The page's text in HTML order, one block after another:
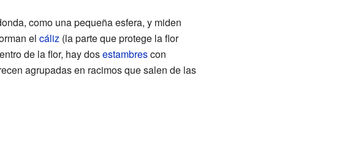
como una pequeña esfera, y miden
el cáliz(la parte que protege la flor
de la flor, hay dosestambrescon
agrupadas en racimos que salen de las